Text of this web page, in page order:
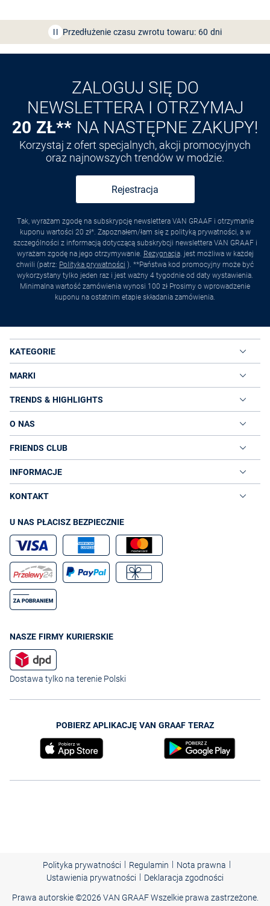
Przedłużenie czasu zwrotu towaru: 60 dni
Odkryj aplikację VANGRAAF
ZALOGUJ SIĘ DO
NEWSLETTERA I OTRZYMAJ
20 ZŁ** NA NASTĘPNE ZAKUPY!
Korzystaj z ofert specjalnych, akcji promocyjnych
oraz najnowszych trendów w modzie.
Rejestracja
Tak, wyrażam zgodę na subskrypcję newslettera VAN GRAAF i otrzymanie
kuponu wartości 20 zł*. Zapoznałem/łam się z polityką prywatności, a w
szczególności z informacją dotyczącą subskrybcji newslettera VAN GRAAF i
wyrażam zgodę na jego otrzymywanie. Rezygnacja. jest możliwa w każdej
chwili (patrz: Polityka prywatności ). **Państwa kod promocyjny może być
wykorzystany tylko jeden raz i jest ważny 4 tygodnie od daty wystawienia.
Minimalna wartość zamówienia wynosi 100 zł Prosimy o wprowadzenie
kuponu na ostatnim etapie składania zamówienia.
KATEGORIE
MARKI
TRENDS & HIGHLIGHTS
O NAS
FRIENDS CLUB
INFORMACJE
KONTAKT
U NAS PŁACISZ BEZPIECZNIE
NASZE FIRMY KURIERSKIE
Dostawa tylko na terenie Polski
POBIERZ APLIKACJĘ VAN GRAAF TERAZ
Polityka prywatności | Regulamin | Nota prawna |
Ustawienia prywatności | Deklaracja zgodności
Prawa autorskie ©2026 VAN GRAAF Wszelkie prawa zastrzeżone.